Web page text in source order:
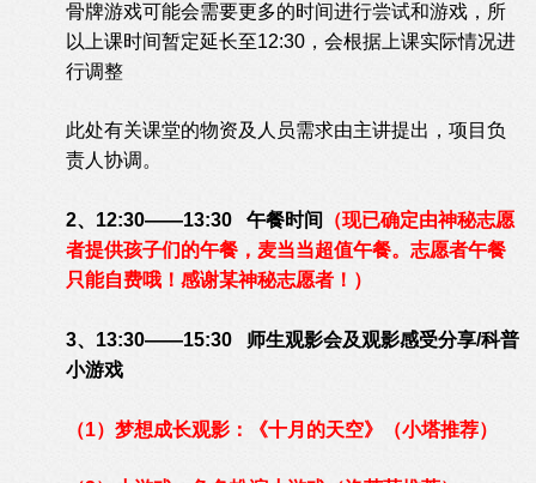
骨牌游戏可能会需要更多的时间进行尝试和游戏，所
以上课时间暂定延长至12:30，会根据上课实际情况进
行调整
此处有关课堂的物资及人员需求由主讲提出，项目负
责人协调。
2、12:30——13:30 午餐时间
（现已确定由神秘志愿
者提供孩子们的午餐，麦当当超值午餐。志愿者午餐
只能自费哦！感谢某神秘志愿者！）
3、13:30——15:30 师生观影会及观影感受分享/科普
小游戏
（1）梦想成长观影：《十月的天空》（小塔推荐）